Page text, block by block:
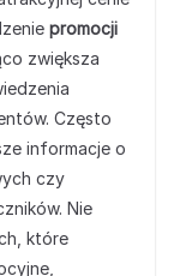
promocji
zwiększa
Często
informacje o
czy
Nie
które